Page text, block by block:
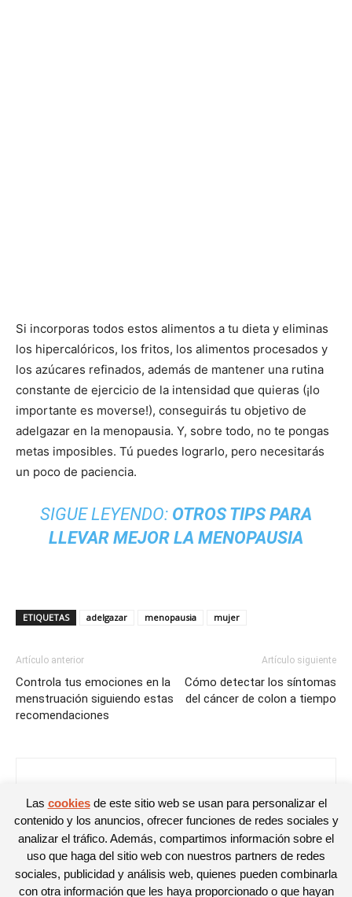
Si incorporas todos estos alimentos a tu dieta y eliminas
los hipercalóricos, los fritos, los alimentos procesados y
los azúcares refinados, además de mantener una rutina
constante de ejercicio de la intensidad que quieras (¡lo
importante es moverse!), conseguirás tu objetivo de
adelgazar en la menopausia. Y, sobre todo, no te pongas
metas imposibles. Tú puedes lograrlo, pero necesitarás
un poco de paciencia.
SIGUE LEYENDO: OTROS TIPS PARA
LLEVAR MEJOR LA MENOPAUSIA
ETIQUETAS adelgazar menopausia mujer
Artículo anterior
Controla tus emociones en la
menstruación siguiendo estas
recomendaciones
Artículo siguiente
Cómo detectar los síntomas
del cáncer de colon a tiempo
Las cookiesde este sitio web se usan para personalizar el
contenido y los anuncios, ofrecer funciones de redes sociales y
analizar el tráfico. Además, compartimos información sobre el
uso que haga del sitio web con nuestros partners de redes
sociales, publicidad y análisis web, quienes pueden combinarla
con otra información que les haya proporcionado o que hayan